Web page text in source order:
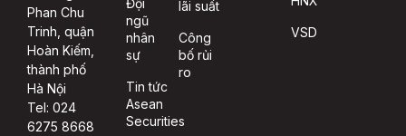
Phan Chu
Trinh, quận
Hoàn Kiếm,
thành phố
Hà Nội
Tel: 024
6275 8668
Đội
ngũ
nhân
sự
Tin tức
Asean
Securities
lãi suất
Công
bố rủi
ro
VSD